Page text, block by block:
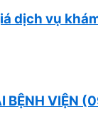
dịch vụ
BỆNH VIỆN